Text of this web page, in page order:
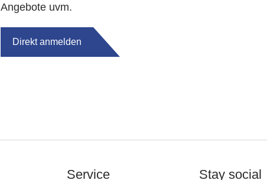
Angebote uvm.
Direkt anmelden
Service Stay social